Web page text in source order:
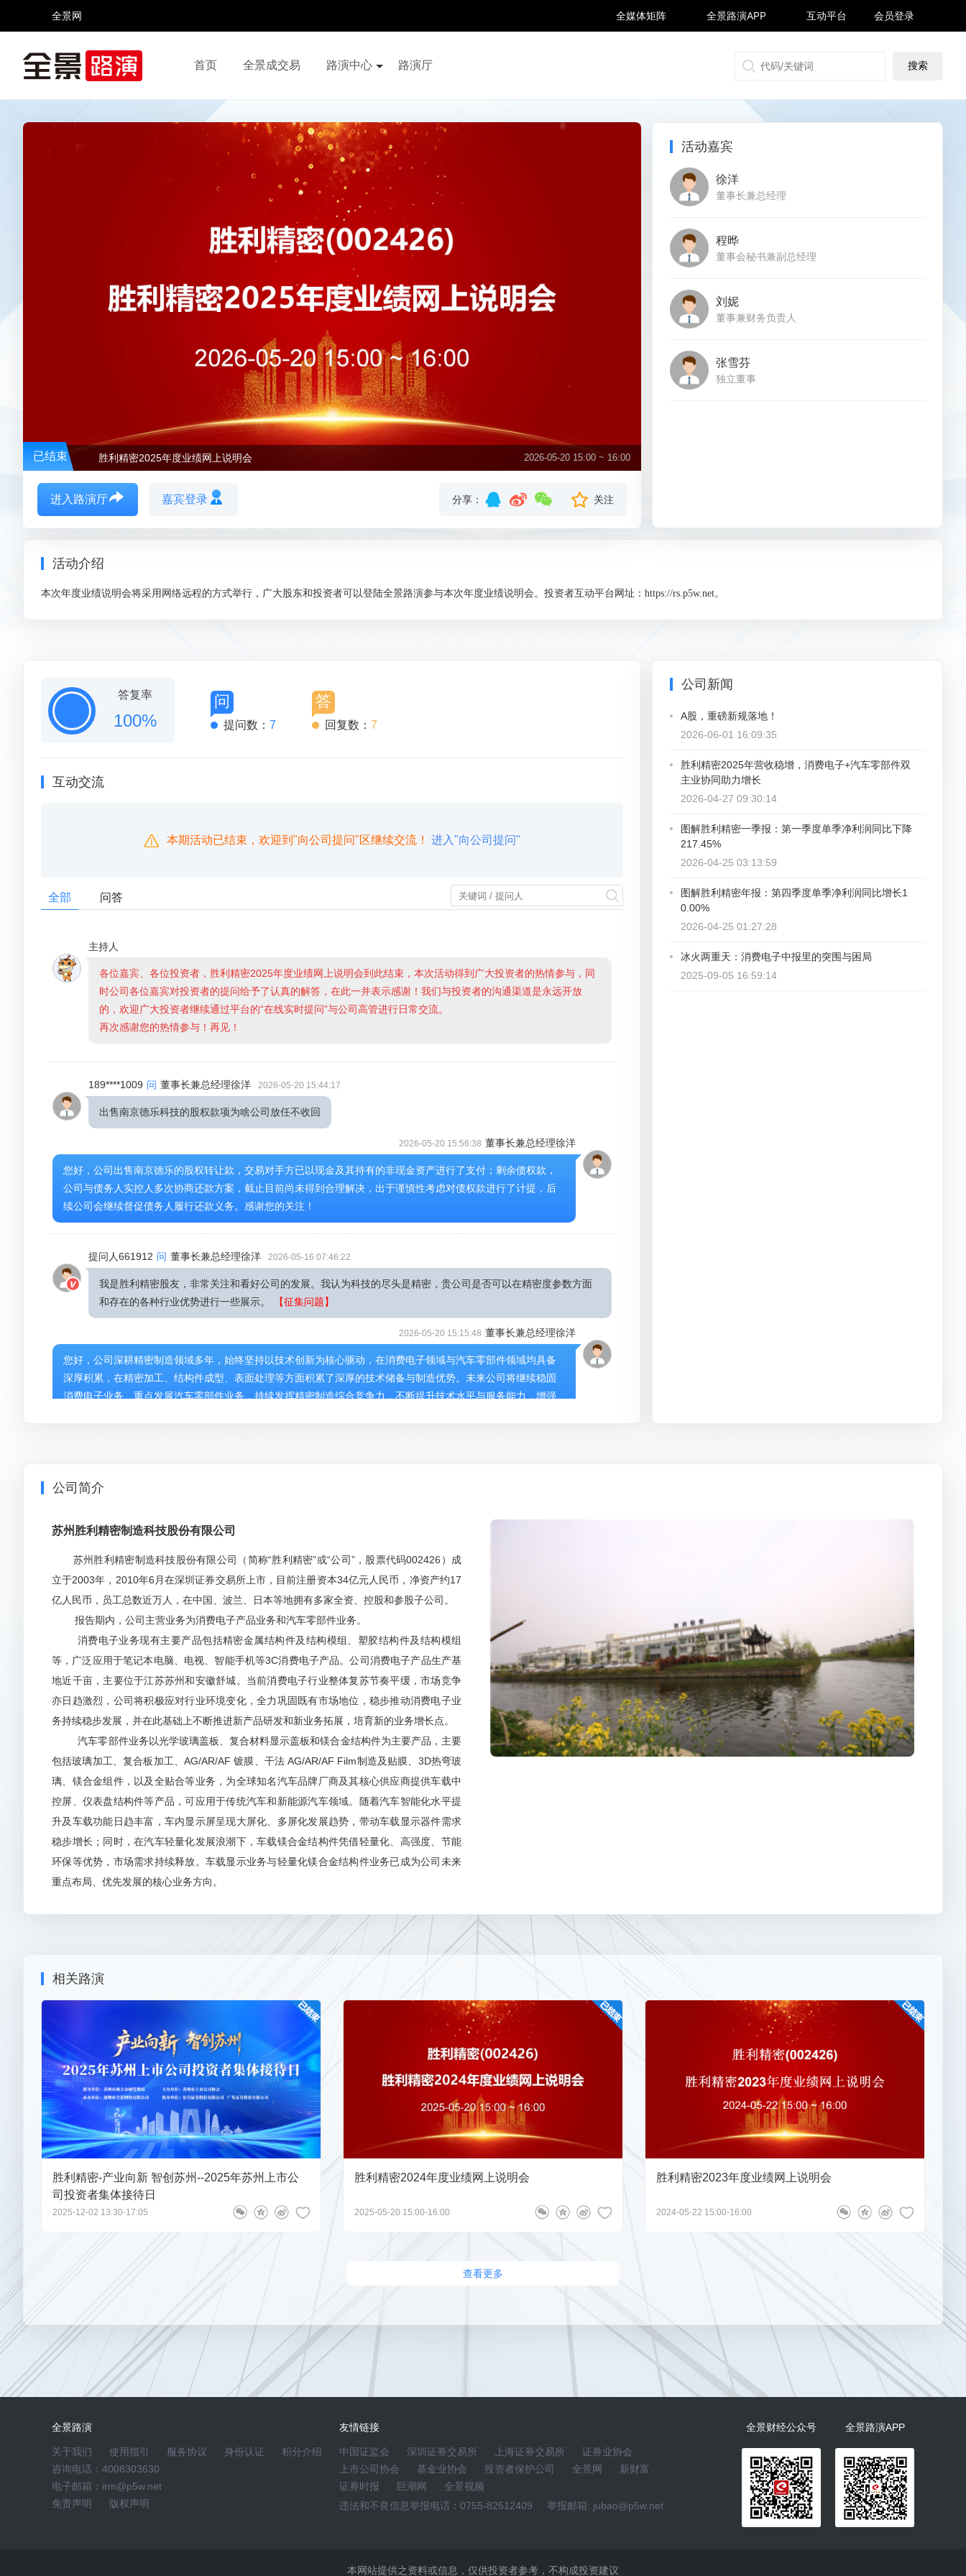
全景网 全媒体矩阵
视频号 微信公众号 同顺号 雪球号 生活号
全景路演APP 互动平台 会员登录
首页 全景成交易 路演中心 路演厅
已结束 胜利精密2025年度业绩网上说明会 2026-05-20 15:00 ~ 16:00
进入路演厅 嘉宾登录 分享： 关注
活动嘉宾
徐洋
董事长兼总经理
程晔
董事会秘书兼副总经理
刘妮
董事兼财务负责人
张雪芬
独立董事
活动介绍
本次年度业绩说明会将采用网络远程的方式举行，广大股东和投资者可以登陆全景路演参与本次年度业绩说明会。投资者互动平台网址：https://rs.p5w.net。
答复率
100%
问
提问数： 7
答
回复数： 7
互动交流
本期活动已结束，欢迎到"向公司提问"区继续交流！ 进入"向公司提问"
全部 问答
主持人
各位嘉宾、各位投资者，胜利精密2025年度业绩网上说明会到此结束，本次活动得到广大投资者的热情参与，同
时公司各位嘉宾对投资者的提问给予了认真的解答，在此一并表示感谢！我们与投资者的沟通渠道是永远开放
的，欢迎广大投资者继续通过平台的“在线实时提问”与公司高管进行日常交流。
再次感谢您的热情参与！再见！
189****1009 问 董事长兼总经理徐洋 2026-05-20 15:44:17
出售南京德乐科技的股权款项为啥公司放任不收回
2026-05-20 15:56:38 董事长兼总经理徐洋
您好，公司出售南京德乐的股权转让款，交易对手方已以现金及其持有的非现金资产进行了支付；剩余债权款，
公司与债务人实控人多次协商还款方案，截止目前尚未得到合理解决，出于谨慎性考虑对债权款进行了计提，后
续公司会继续督促债务人履行还款义务。感谢您的关注！
提问人661912 问 董事长兼总经理徐洋 2026-05-16 07:46:22
我是胜利精密股友，非常关注和看好公司的发展。我认为科技的尽头是精密，贵公司是否可以在精密度参数方面
和存在的各种行业优势进行一些展示。
【征集问题】
2026-05-20 15:15:48 董事长兼总经理徐洋
您好，公司深耕精密制造领域多年，始终坚持以技术创新为核心驱动，在消费电子领域与汽车零部件领域均具备
深厚积累，在精密加工、结构件成型、表面处理等方面积累了深厚的技术储备与制造优势。未来公司将继续稳固
消费电子业务、重点发展汽车零部件业务，持续发挥精密制造综合竞争力，不断提升技术水平与服务能力，增强
宁德时代订单到什么标准会公布？具体一点
董事会秘书兼副总经理程晔
披露标准时，公司将及时进行公告。感谢您的理解和关注！
提问人605204 问 董事会秘书兼副总经理程晔 2026-05-16 07:34:42
公司和三孚新科的合作有披露的义务吗 【征集问题】
2026-05-20 15:13:16 董事会秘书兼副总经理程晔
您好，公司所有重大经营信息均严格按照证监会及交易所相关规定履行信息披露义务，在相关业务进展达到法定
披露标准时，公司将及时进行公告。感谢您的理解和关注！
请问定向增发什么时候实施？ 【征集问题】
您好，目前项目仍在推进中，有关进展情况，以公司后续披露的公告为准，感谢您的关注！
你好董秘请问本公司 轻量化结构件镁合金在特斯拉机器人轻量化有合作订单吗？再加了解一下 公司复合铜箔的头
部订单，合作商订单交付进展？子公司舒城胜拓生产线订单是否已满产状态？ 【征集问题】
您好，公司轻量化镁合金业务尚未与特斯拉机器人形成合作，后续公司将持续关注该行业的发展和有关适用场
景；关于复合铜箔项目，公司目前持续配合头部客户开展验证工作，并根据验证反馈同步优化生产线与工艺，前
期已实现小批量供货，尚未进入大规模量产交付阶段。感谢您的关注！
137****3379 问 董事会秘书兼副总经理程晔 2026-05-20 11:31:23
领导，您好！我来自四川大决策 请问，目前复合铜箔产品的良品率和生产效率如何？与行业领先水平相比差距有
多大？ 【征集问题】
2026-05-20 15:10:56 董事会秘书兼副总经理程晔
您好，目前公司复合铜箔项目尚在小规模送样阶段，尚未大规模量产，就目前小规模送样阶段而言，公司的产品
良率符合公司预期，后续公司会持续通过工艺优化与技术改进，提升产品良率与生产效率。感谢您的关注！
胜利精密2025年度业绩网上说明会于2026-05-20 15:00~16:00在全景路演举办，欢迎广大投资者踊跃参与!
★投资者参与方式：
★提示：网上提问的问题最大长度为200字。活动主办方欢迎投资者的广泛意见，但为共同营造和谐的交流气氛，
请勿使用含有与本次活动无关的、中伤他人的、辱骂性的、攻击性的、缺乏事实依据的和违反当前法律的言语信
息。主办方将对含有上述信息的问题进行删除，网络系统记录有可能作为用户违反法律的证据。
公司新闻
A股，重磅新规落地！
2026-06-01 16:09:35
胜利精密2025年营收稳增，消费电子+汽车零部件双
主业协同助力增长
2026-04-27 09:30:14
图解胜利精密一季报：第一季度单季净利润同比下降
217.45%
2026-04-25 03:13:59
图解胜利精密年报：第四季度单季净利润同比增长1
0.00%
2026-04-25 01:27:28
冰火两重天：消费电子中报里的突围与困局
2025-09-05 16:59:14
公司简介
苏州胜利精密制造科技股份有限公司
苏州胜利精密制造科技股份有限公司（简称“胜利精密”或“公司”，股票代码002426）成
立于2003年，2010年6月在深圳证券交易所上市，目前注册资本34亿元人民币，净资产约17
亿人民币，员工总数近万人，在中国、波兰、日本等地拥有多家全资、控股和参股子公司。
报告期内，公司主营业务为消费电子产品业务和汽车零部件业务。
消费电子业务现有主要产品包括精密金属结构件及结构模组、塑胶结构件及结构模组
等，广泛应用于笔记本电脑、电视、智能手机等3C消费电子产品。公司消费电子产品生产基
地近千亩，主要位于江苏苏州和安徽舒城。当前消费电子行业整体复苏节奏平缓，市场竞争
亦日趋激烈，公司将积极应对行业环境变化，全力巩固既有市场地位，稳步推动消费电子业
务持续稳步发展，并在此基础上不断推进新产品研发和新业务拓展，培育新的业务增长点。
汽车零部件业务以光学玻璃盖板、复合材料显示盖板和镁合金结构件为主要产品，主要
包括玻璃加工、复合板加工、AG/AR/AF 镀膜、干法 AG/AR/AF Film制造及贴膜、3D热弯玻
璃、镁合金组件，以及全贴合等业务，为全球知名汽车品牌厂商及其核心供应商提供车载中
控屏、仪表盘结构件等产品，可应用于传统汽车和新能源汽车领域。随着汽车智能化水平提
升及车载功能日趋丰富，车内显示屏呈现大屏化、多屏化发展趋势，带动车载显示器件需求
稳步增长；同时，在汽车轻量化发展浪潮下，车载镁合金结构件凭借轻量化、高强度、节能
环保等优势，市场需求持续释放。车载显示业务与轻量化镁合金结构件业务已成为公司未来
重点布局、优先发展的核心业务方向。
上，以市场为导向持续优化产品结构和业务布局，积极开拓产品的应用场景和市场空间，重
点加大对车载中控屏和轻量化镁合金结构件的市场开拓力度，不断提升业务规模和市场份
源产业布局，公司于2022年9月正式启动复合集流体项目，复合铜箔和复合铝箔为新型锂电
池集流体材料，具有轻量化、高安全性、高能量密度、低成本等优势，产品可广泛应用于汽
车电子、消费电子、5G通讯等领域。目前，公司复合集流体项目正按计划稳步推进，相关产
品处于研发优化、小批量试产及客户送样验证阶段。
公司坚持科技创新，在移动终端产品业务板块拥有近五百多项专利。公司长期秉持“快
速的为客户创造新价值”的服务理念，围绕行业龙头客户，贴近客户共建战略合作平台、研发
中心和生产基地，以提供个性化服务模式，和客户成立了”联想笔记本-胜利精密联合实验
室”、”三星笔记本-胜利精密合作开发实验室”等。旗下有多家公司获得高新技术企业的认定，
先后被授予科技部“国家火炬计划重点高新技术企业”、商务部和海关总署“加工贸易转型升级
培养优秀企业”、“江苏省企业技术中心”、“江苏省优秀民营企业”等荣誉。
公司自创立之初就树立了“主动、沟通、透明、创新”的核心价值观，积极履行企业责
相关路演
胜利精密-产业向新 智创苏州--2025年苏州上市公
司投资者集体接待日
2025-12-02 13:30-17:05
胜利精密2024年度业绩网上说明会
2025-05-20 15:00-16:00
胜利精密2023年度业绩网上说明会
2024-05-22 15:00-16:00
查看更多
全景路演
关于我们 使用指引 服务协议 身份认证
积分介绍
咨询电话：4008303630
电子邮箱：irm@p5w.net
免责声明
版权声明
友情链接
中国证监会 深圳证券交易所 上海证券交易所
证券业协会
上市公司协会
基金业协会 投资者保护公司 全景网
新财富
证券时报
巨潮网 全景视频
全景路演APP
全景财经公众号
违法和不良信息举报电话：0755-82512409 举报邮箱: jubao@p5w.net
本网站提供之资料或信息，仅供投资者参考，不构成投资建议